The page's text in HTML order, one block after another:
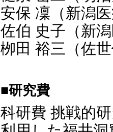
安保 凜（新潟
佐伯 史子（新
栁田 裕三（佐
■研究費
科研費 挑戦的